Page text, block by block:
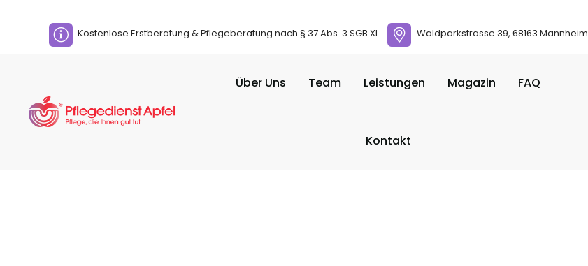
Kostenlose Erstberatung & Pflegeberatung nach § 37 Abs. 3 SGB XI Waldparkstrasse 39, 68163 Mannheim
Über Uns Team Leistungen Magazin FAQ
Kontakt